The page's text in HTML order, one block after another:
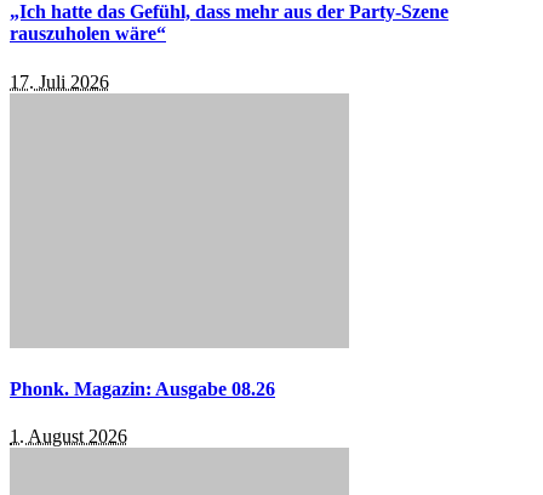
„Ich hatte das Gefühl, dass mehr aus der Party-Szene
rauszuholen wäre“
17. Juli 2026
Phonk. Magazin: Ausgabe 08.26
1. August 2026